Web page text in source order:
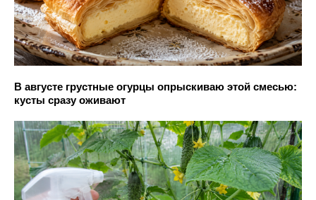
В августе грустные огурцы опрыскиваю этой смесью:
кусты сразу оживают